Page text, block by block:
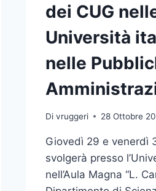
dei CUG
Università
nelle
Di vruggeri 28 Ottobre
Giovedì 29 e venerdì
svolgerà presso
nell’Aula Magna “L.